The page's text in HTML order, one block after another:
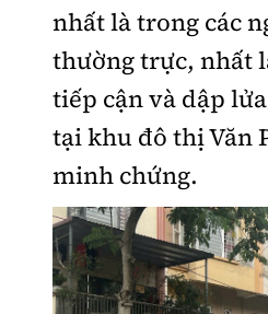
nhất là trong các
thường trực, nhất
tiếp cận và dập
tại khu đô thị Văn
minh chứng.